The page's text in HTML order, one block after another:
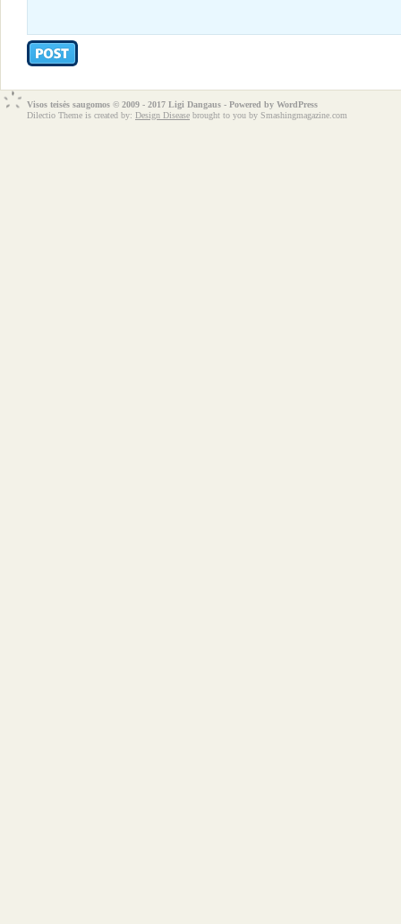
Visos teisės saugomos © 2009 - 2017 Ligi Dangaus - Powered by WordPress
Dilectio Theme is created by: Design Disease brought to you by Smashingmagazine.com